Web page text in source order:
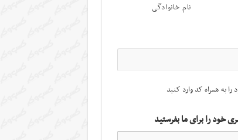
نام خانوادگی
به همراه کد وارد کنید
خود را برای ما بفرستید